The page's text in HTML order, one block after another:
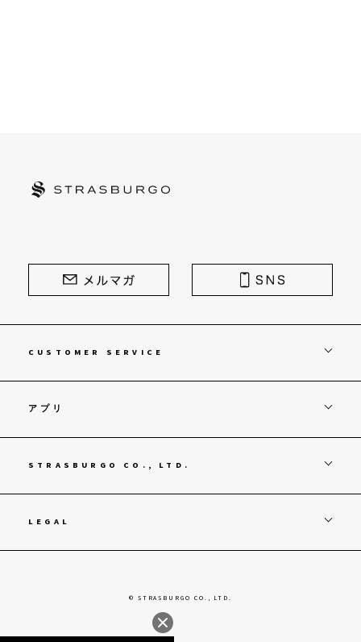
CUSTOMER SERVICE
アプリ
STRASBURGO CO., LTD.
LEGAL
© STRASBURGO CO., LTD.